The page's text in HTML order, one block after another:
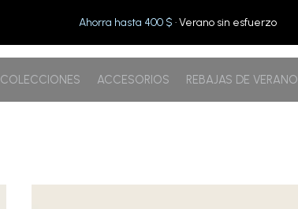
Ahorra hasta 400 $ · Verano sin esfuerzo
COLECCIONES ACCESORIOS REBAJAS DE VERANO